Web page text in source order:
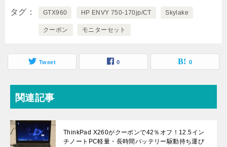
タグ GTX960 HP ENVY 750-170jp/CT Skylake
クーポン モニターセット
Tweet 0 0
関連記事
ThinkPad X260がクーポンで42％オフ！12.5イン
チノートPC軽量・長時間バッテリー駆動持ち運び